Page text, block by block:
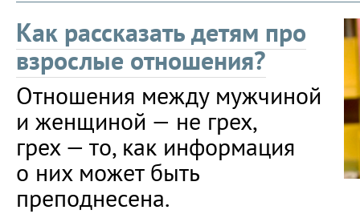
Как рассказать детям про
взрослые отношения?
Отношения между мужчиной
и женщиной — не грех,
грех — то, как информация
о них может быть
преподнесена.